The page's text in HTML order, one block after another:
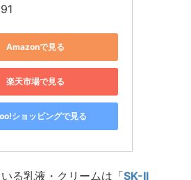
Amazonで見る
楽天市場で見る
ショッピングで見る
る乳液・クリームは「SK-II